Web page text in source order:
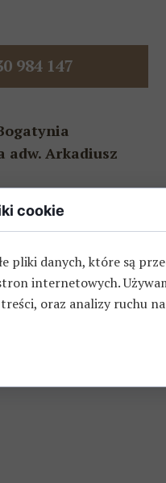
984 147
adw. Arkadiusz
4C
z tyłu budynku
cookie
pliki danych, które są
internetowych.
oraz analizy ruchu